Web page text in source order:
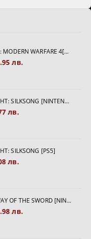
CALL OF DUTY: MODERN WARFARE 4[PS5]
лв.
HOLLOW KNIGHT: SILKSONG [NINTENDO SWITCH 2]
лв.
SILKSONG [PS5]
лв.
ONIMUSHA: WAY OF THE SWORD [NINTENDO SWITCH 2]
лв.